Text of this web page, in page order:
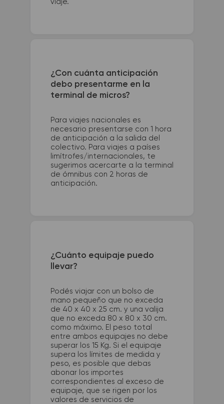
viaje.
¿Con cuánta anticipación
debo presentarme en la
terminal de micros?
Para viajes nacionales es
necesario presentarse con 1 hora
de anticipación a la salida del
colectivo. Para viajes a países
limítrofes/internacionales, te
sugerimos acercarte a la terminal
de ómnibus con 2 horas de
anticipación.
¿Cuánto equipaje puedo
llevar?
Podés viajar con un bolso de
mano pequeño que no exceda
de 40 x 40 x 25 cm. y una valija
que no exceda 80 x 80 x 30 cm.
como máximo. El peso total
entre ambos equipajes no debe
superar los 15 Kg. Si el equipaje
supera los límites de medida y
peso, es posible que debas
abonar los importes
correspondientes al exceso de
equipaje, que se rigen por los
valores de servicios de